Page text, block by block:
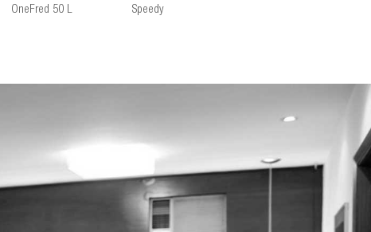
OneFred 50 L Speedy